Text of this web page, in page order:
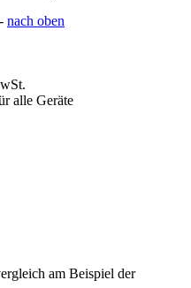
nach oben
alle Geräte
am Beispiel der